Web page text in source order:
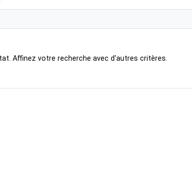
Affinez votre recherche avec d'autres critères.